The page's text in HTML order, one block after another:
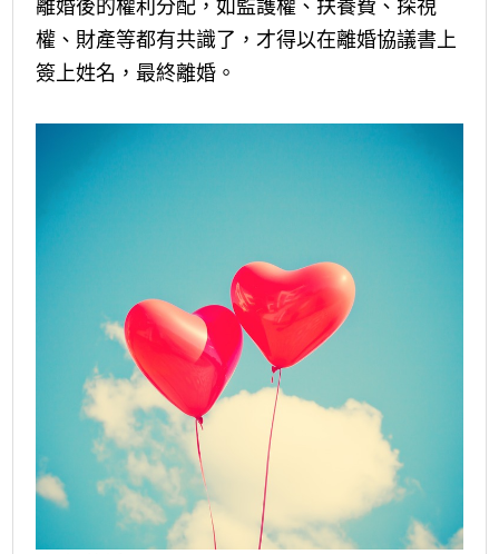
離婚後的權利分配，如監護權、扶養費、探視
權、財產等都有共識了，才得以在離婚協議書上
簽上姓名，最終離婚。